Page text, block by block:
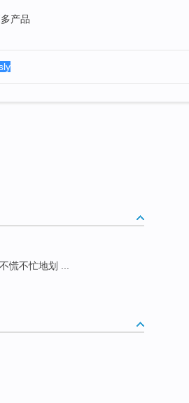
产品
慌不忙地划 ...